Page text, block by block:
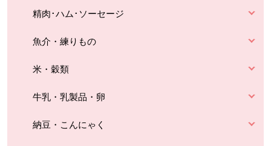
精肉･ハム･ソーセージ
魚介・練りもの
米・穀類
牛乳・乳製品・卵
納豆・こんにゃく